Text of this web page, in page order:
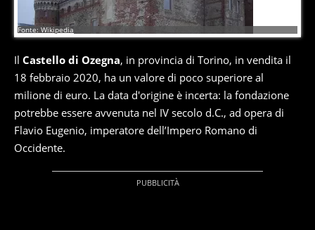
Fonte: Wikipedia
Il Castello di Ozegna, in provincia di Torino, in vendita il
18 febbraio 2020, ha un valore di poco superiore al
milione di euro. La data d'origine è incerta: la fondazione
potrebbe essere avvenuta nel IV secolo d.C., ad opera di
Flavio Eugenio, imperatore dell’Impero Romano di
Occidente.